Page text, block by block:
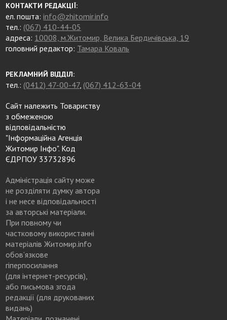
КОНТАКТИ РЕДАКЦІЇ:
ел. пошта:info@zhitomir.info
тел.: (067) 410-44-05
адреса: 10008, м.Житомир, Велика Бердичівська, 19
головний редактор: Тамара Коваль
РЕКЛАМНИЙ ВІДДІЛ:
тел.: (0412) 47-00-47, (067) 412-63-04
Сайт належить Товариству
з обмеженою
відповідальністю
"Інформаційна Агенція
Житомир Інфо". Код
ЄДРПОУ 33732896
Адміністрація сайту може
не розділяти думку автора
і не несе відповідальності
за авторські матеріали.
При повному чи
частковому використанні
матеріалів Житомир.info
обов’язкове
гіперпосилання
(для інтернет-ресурсів),
або письмова згода
редакції (для друкованих
видань)